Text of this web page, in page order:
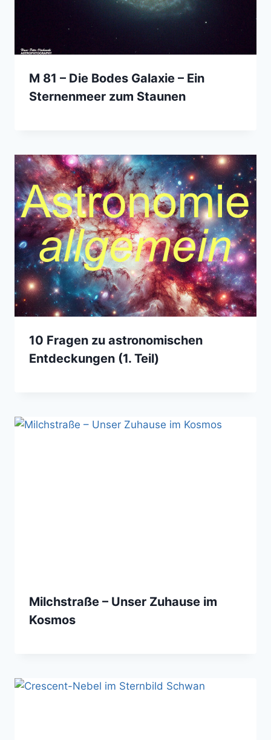
M 81 – Die Bodes Galaxie – Ein
Sternenmeer zum Staunen
10 Fragen zu astronomischen
Entdeckungen (1. Teil)
Milchstraße – Unser Zuhause im
Kosmos